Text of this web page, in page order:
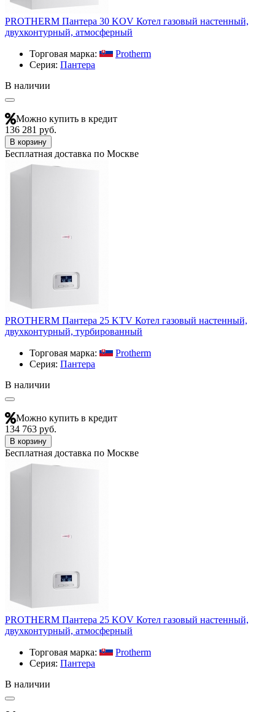
PROTHERM Пантера 30 KOV Котел газовый настенный,
двухконтурный, атмосферный
Торговая марка:
Protherm
Серия: Пантера
В наличии
Можно купить в кредит
136 281 руб.
В корзину
Бесплатная доставка по Москве
PROTHERM Пантера 25 KTV Котел газовый настенный,
двухконтурный, турбированный
Торговая марка:
Protherm
Серия: Пантера
В наличии
Можно купить в кредит
134 763 руб.
В корзину
Бесплатная доставка по Москве
PROTHERM Пантера 25 KOV Котел газовый настенный,
двухконтурный, атмосферный
Торговая марка:
Protherm
Серия: Пантера
В наличии